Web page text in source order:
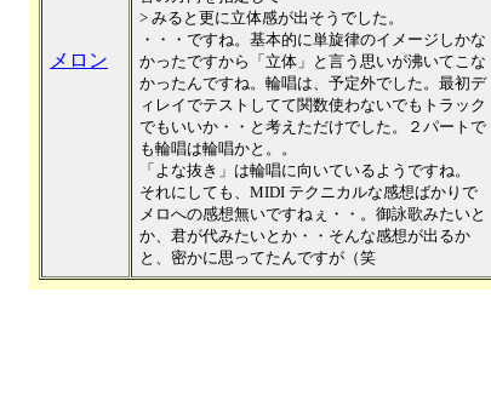
メロン
> みると更に立体感が出そうでした。
・・・ですね。基本的に単旋律のイメージしかな
かったですから「立体」と言う思いが沸いてこな
かったんですね。輪唱は、予定外でした。最初デ
ィレイでテストしてて関数使わないでもトラック
でもいいか・・と考えただけでした。２パートで
も輪唱は輪唱かと。。
「よな抜き」は輪唱に向いているようですね。
それにしても、MIDI テクニカルな感想ばかりで
メロへの感想無いですねぇ・・。御詠歌みたいと
か、君が代みたいとか・・そんな感想が出るか
と、密かに思ってたんですが（笑